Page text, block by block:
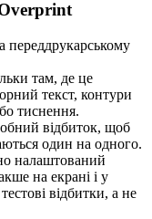
Overprint
переддрукарському
там, де це
текст, контури
тиснення.
відбиток, щоб
один на одного.
налаштований
на екрані і у
відбитки, а не